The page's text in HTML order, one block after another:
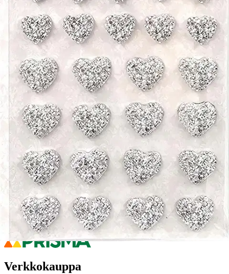
Glittersydäntarrat askarteluun ja koristeluun. Pakkaus sisältää yhden
arkin kimaltelevia glittersydäntarroja kahdessa eri koossa. Sydämien
koot ovat n. 1cm ja 1,2cm.
Ominaisuudet
Oletko tyytyväinen tuotetietoihin?
Ovatko tuotetiedot riittävät? Jos tuotetiedoissa on puutteita tai niitä
voisi muuten parantaa, anna palautetta.
Anna palautetta,Avautuu uuteen välilehteen
Ilmainen palautus 30 päivää.*
Nouto myymälästä ilman toimituskuluja.
Asiakasomistajalle Bonusta jopa 5 %.*
Verkkokauppa